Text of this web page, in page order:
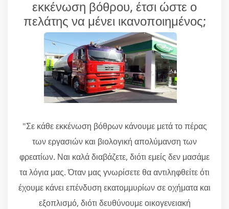
εκκένωση βόθρου, έτσι ώστε ο
πελάτης να μένει ικανοποιημένος;
"Σε κάθε εκκένωση βόθρων κάνουμε μετά το πέρας
των εργασιών και βιολογική απολύμανση των
φρεατίων. Ναι καλά διαβάζετε, διότι εμείς δεν μασάμε
τα λόγια μας. Όταν μας γνωρίσετε θα αντιληφθείτε ότι
έχουμε κάνει επένδυση εκατομμυρίων σε οχήματα και
εξοπλισμό, διότι δευθύνουμε οικογενειακή